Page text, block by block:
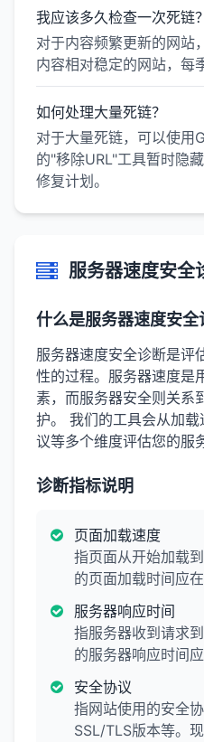
我应该多久检查一次死链？
对于内容频繁更新的网站
内容相对稳定的网站，每
如何处理大量死链？
对于大量死链，可以使
的"移除URL"工具暂时隐
修复计划。
服务器速度安全
什么是服务器速度安全
服务器速度安全诊断是评
性的过程。服务器速度是
素，而服务器安全则关系
护。 我们的工具会从加
议等多个维度评估您的服
诊断指标说明
页面加载速度
指页面从开始加载
的页面加载时间应在
服务器响应时间
指服务器收到请求
的服务器响应时间
安全协议
指网站使用的安全
SSL/TLS版本等。